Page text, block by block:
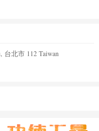
台北市 112 Taiwan